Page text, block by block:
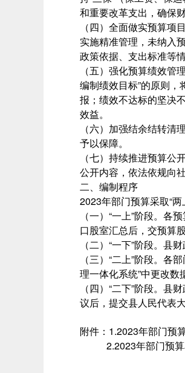
和重要改革支出，确保
（四）全面做实预算
实施精准管理，未纳入
政策依据、支出标准等
（五）强化预算绩效
编制绩效目标”的原则
报；绩效不达标的坚决
效益。
（六）加强结余结转
予以保障。
（七）持续推进预算
公开内容，依法依规向
二、编制程序
2023年部门预算采取“
（一）“一上”阶段。
口股室汇总后，交预算
（二）“一下”阶段。县
（三）“二上”阶段。
理一体化系统”中更改数
（四）“二下”阶段。
议后，提交县人民代表
附件：1.2023年部门预
2.2023年部门预算单